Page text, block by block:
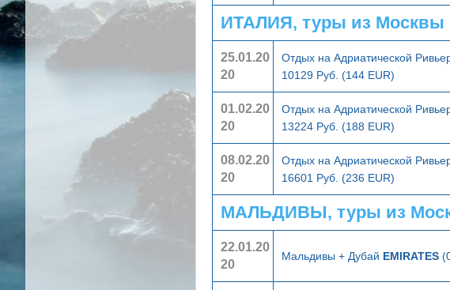
ИТАЛИЯ, туры из Москвы
25.01.20
20
Отдых на Адриатической
10129 Руб. (144 EUR)
01.02.20
20
Отдых на Адриатической
13224 Руб. (188 EUR)
08.02.20
20
Отдых на Адриатической
16601 Руб. (236 EUR)
МАЛЬДИВЫ, туры из
22.01.20
20
Мальдивы + Дубай EMIRATES